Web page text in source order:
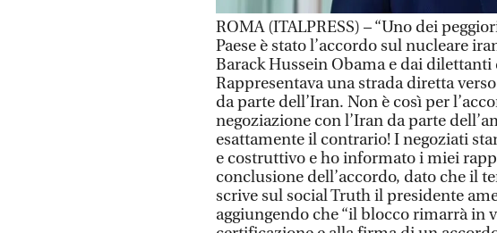
ROMA (ITALPRESS) – “Uno dei
Paese è stato l’accordo sul nucleare
Barack Hussein Obama e dai
Rappresentava una strada diretta
da parte dell’Iran. Non è così per
negoziazione con l’Iran da parte
esattamente il contrario! I negoziati
e costruttivo e ho informato i miei
conclusione dell’accordo, dato che il
scrive sul social Truth il presidente
aggiungendo che “il blocco rimarrà in